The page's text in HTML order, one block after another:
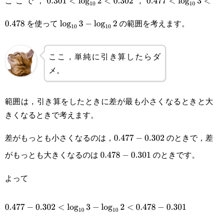
10 10
0.478 を使って \log_{10}3-
log10 3 − log10 2 の範囲を考えます。
ここ，単純に引き算したらダ
メ。
範囲は，引き算をしたときに差が最も小さくなるときと大
きくなるときで考えます。
差がもっとも小さくなるのは，0.477-
0.302
0.477 − 0.302 のときで，差
がもっとも大きくなるのは 0.478-
0.478 − 0.301 のときです。
よって
0.477-
0.477 − 0.302 < log10 3 − log10 2 < 0.478 − 0.301